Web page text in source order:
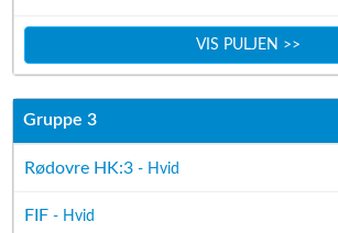
VIS PULJEN >>
Gruppe 3
Rødovre HK:3 - Hvid
FIF - Hvid